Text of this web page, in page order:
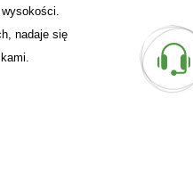
nadaje się